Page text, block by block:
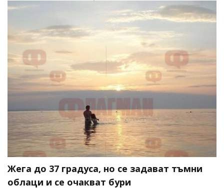
Жега до 37 градуса, но се задават тъмни
облаци и се очакват бури